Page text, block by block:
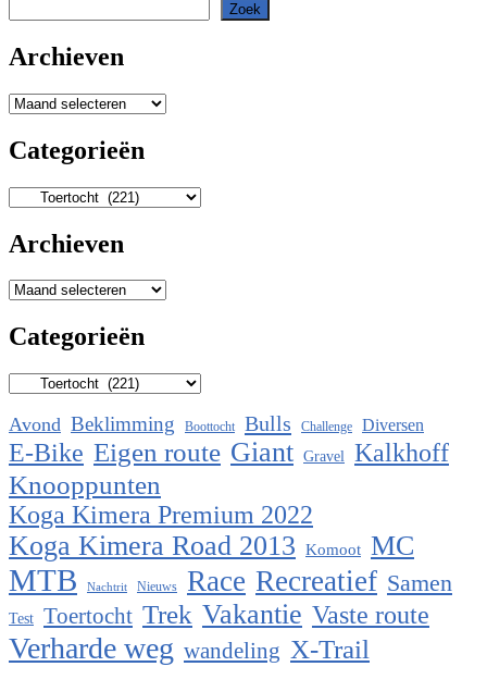
Zoek
Archieven
Archieven
Categorieën
Categorieën
Archieven
Archieven
Categorieën
Categorieën
Avond Beklimming Boottocht Bulls Challenge Diversen
E-Bike Eigen route Giant Gravel Kalkhoff
Knooppunten
Koga Kimera Premium 2022
Koga Kimera Road 2013 Komoot MC
MTB Nachtrit Nieuws Race Recreatief Samen
Test Toertocht Trek Vakantie Vaste route
Verharde weg wandeling X-Trail